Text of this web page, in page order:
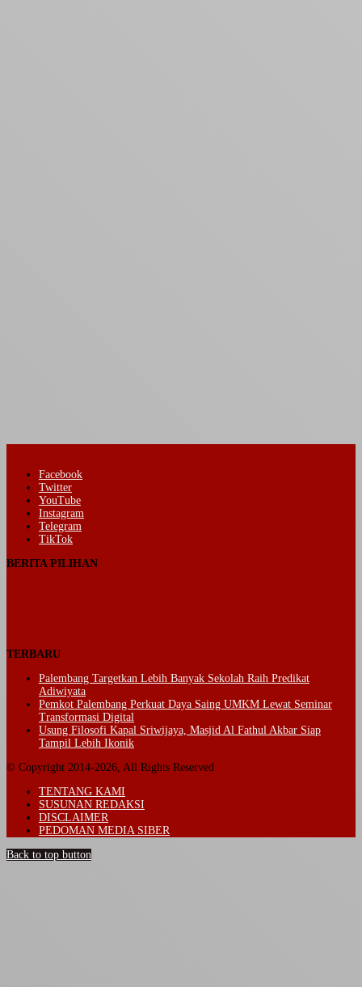
Facebook
Twitter
YouTube
Instagram
Telegram
TikTok
BERITA PILIHAN
TERBARU
Palembang Targetkan Lebih Banyak Sekolah Raih Predikat
Adiwiyata
Pemkot Palembang Perkuat Daya Saing UMKM Lewat Seminar
Transformasi Digital
Usung Filosofi Kapal Sriwijaya, Masjid Al Fathul Akbar Siap
Tampil Lebih Ikonik
© Copyright 2014-2026, All Rights Reserved
TENTANG KAMI
SUSUNAN REDAKSI
DISCLAIMER
PEDOMAN MEDIA SIBER
Back to top button